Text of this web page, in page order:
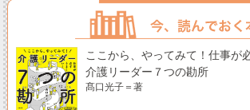
ここから、やってみて！仕事が
介護リーダー７つの勘所
髙口光子＝著